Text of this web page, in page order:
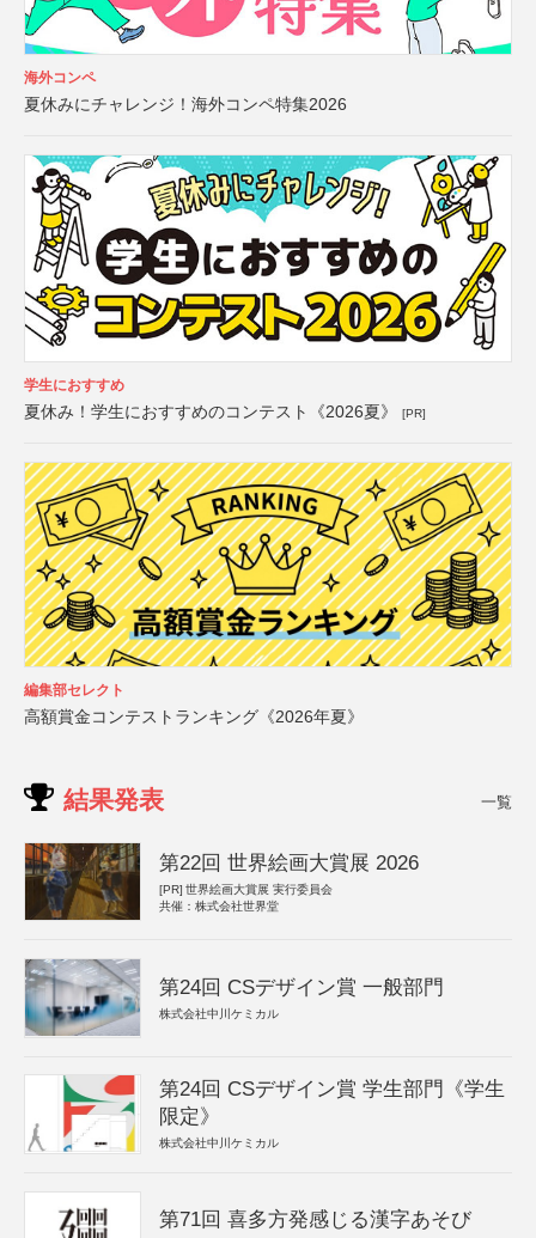
海外コンペ
夏休みにチャレンジ！海外コンペ特集2026
学生におすすめ
夏休み！学生におすすめのコンテスト《2026夏》 [PR]
編集部セレクト
高額賞金コンテストランキング《2026年夏》
結果発表 一覧
第22回 世界絵画大賞展 2026
[PR] 世界絵画大賞展 実行委員会
共催：株式会社世界堂
第24回 CSデザイン賞 一般部門
株式会社中川ケミカル
第24回 CSデザイン賞 学生部門《学生
限定》
株式会社中川ケミカル
第71回 喜多方発感じる漢字あそび